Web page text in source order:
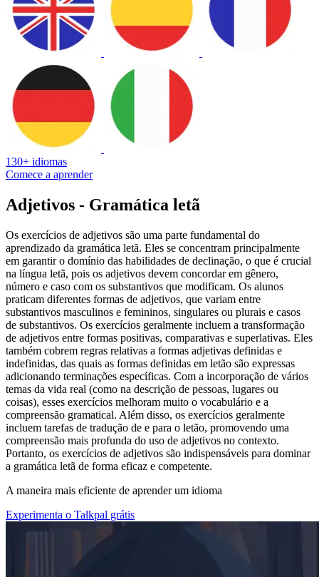
130+ idiomas
Comece a aprender
Adjetivos - Gramática letã
Os exercícios de adjetivos são uma parte fundamental do
aprendizado da gramática letã. Eles se concentram principalmente
em garantir o domínio das habilidades de declinação, o que é crucial
na língua letã, pois os adjetivos devem concordar em gênero,
número e caso com os substantivos que modificam. Os alunos
praticam diferentes formas de adjetivos, que variam entre
substantivos masculinos e femininos, singulares ou plurais e casos
de substantivos. Os exercícios geralmente incluem a transformação
de adjetivos entre formas positivas, comparativas e superlativas. Eles
também cobrem regras relativas a formas adjetivas definidas e
indefinidas, das quais as formas definidas em letão são expressas
adicionando terminações específicas. Com a incorporação de vários
temas da vida real (como na descrição de pessoas, lugares ou
coisas), esses exercícios melhoram muito o vocabulário e a
compreensão gramatical. Além disso, os exercícios geralmente
incluem tarefas de tradução de e para o letão, promovendo uma
compreensão mais profunda do uso de adjetivos no contexto.
Portanto, os exercícios de adjetivos são indispensáveis para dominar
a gramática letã de forma eficaz e competente.
A maneira mais eficiente de aprender um idioma
Experimenta o Talkpal grátis